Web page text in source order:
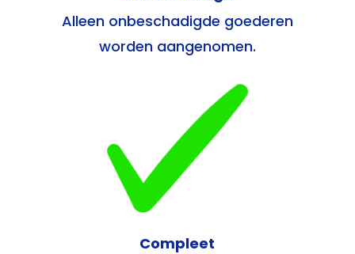
Alleen onbeschadigde goederen
worden aangenomen.
Compleet